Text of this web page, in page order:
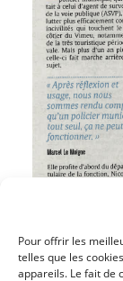
Pour offrir les
telles que les
appareils. Le fait de